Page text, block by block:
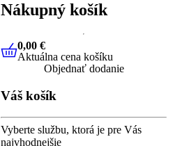
Nákupný košík
0,00 €Aktuálna cena košíku
0,00 €
Aktuálna cena košíku
Objednať dodanie
Váš košík
Vyberte službu, ktorá je pre Vás
najvhodnejšie